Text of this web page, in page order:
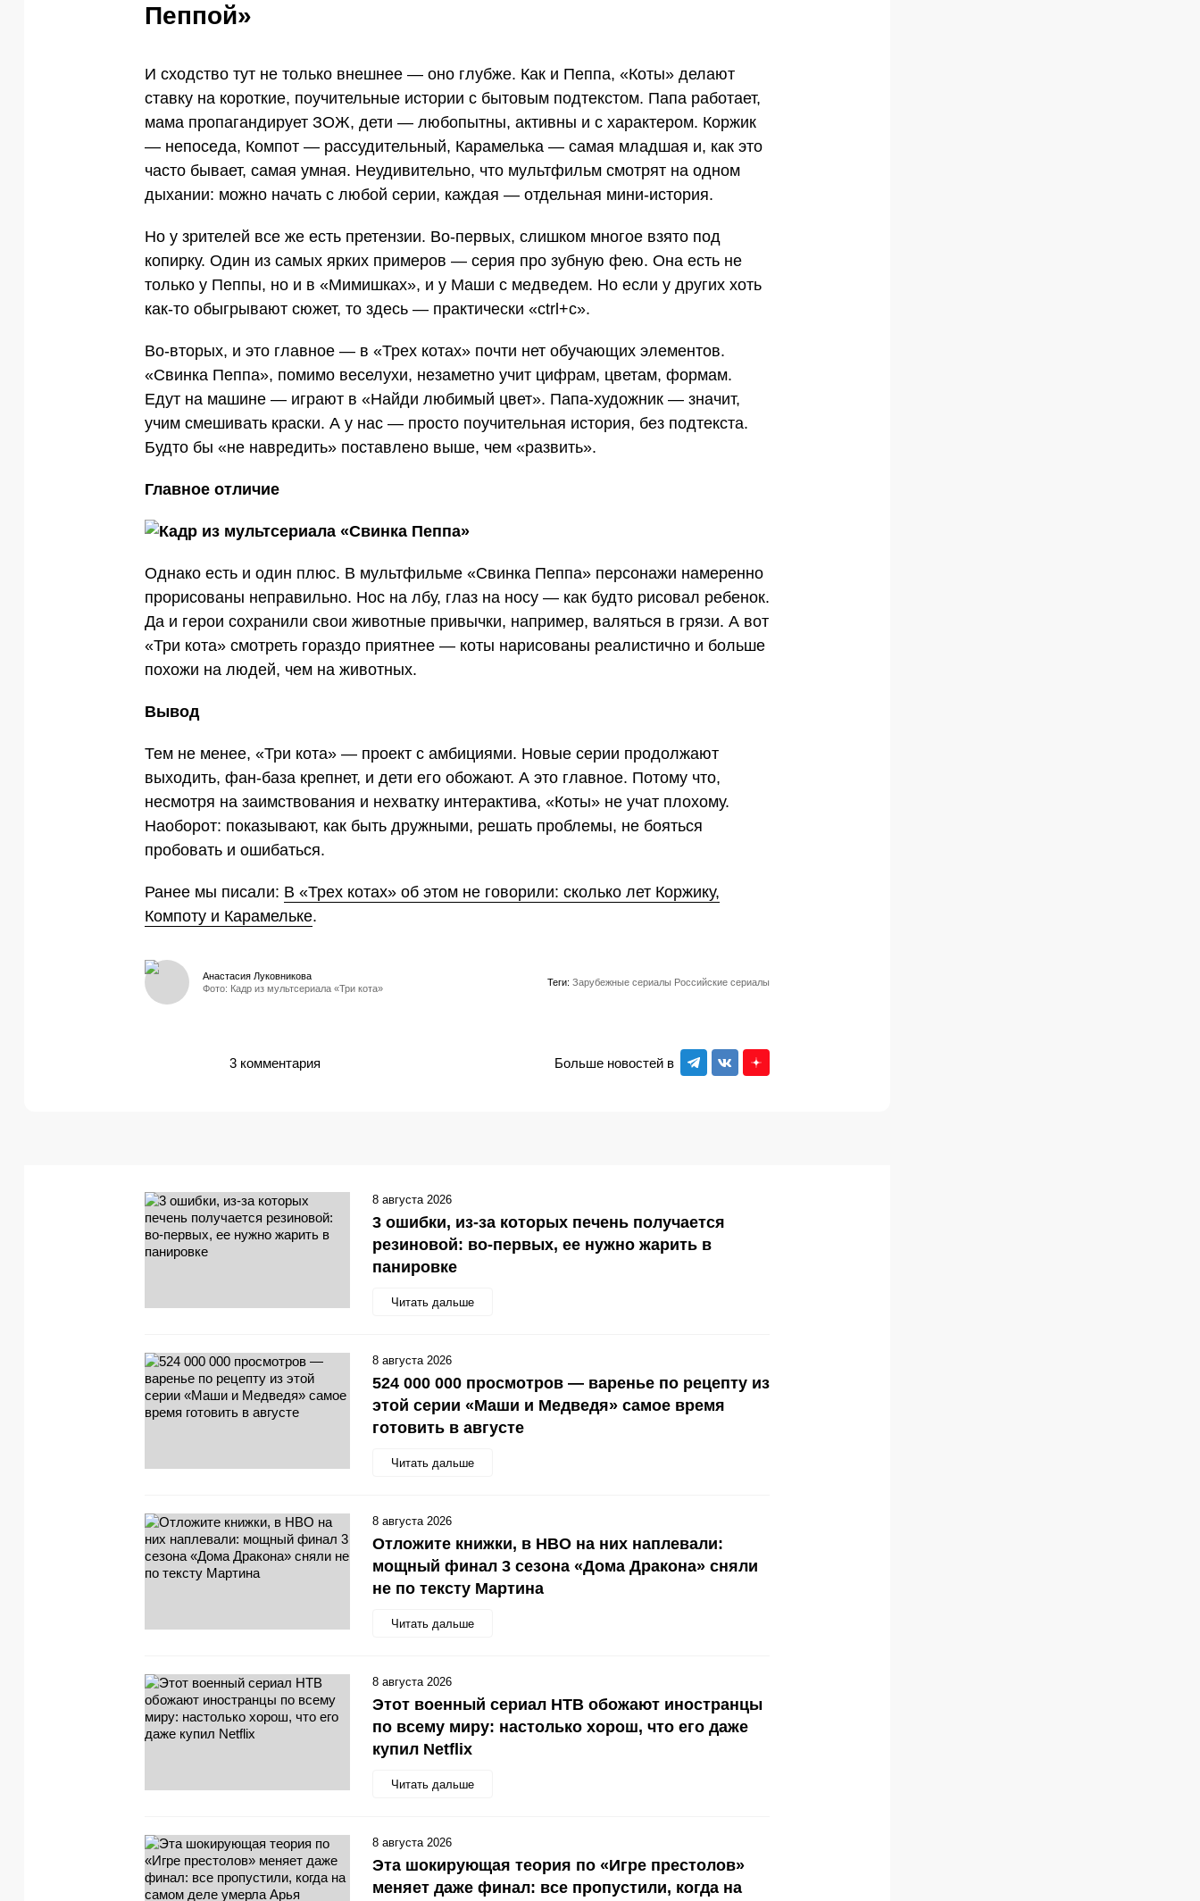
Пеппой»
И сходство тут не только внешнее — оно глубже. Как и Пеппа, «Коты» делают
ставку на короткие, поучительные истории с бытовым подтекстом. Папа работает,
мама пропагандирует ЗОЖ, дети — любопытны, активны и с характером. Коржик
— непоседа, Компот — рассудительный, Карамелька — самая младшая и, как это
часто бывает, самая умная. Неудивительно, что мультфильм смотрят на одном
дыхании: можно начать с любой серии, каждая — отдельная мини-история.
Но у зрителей все же есть претензии. Во-первых, слишком многое взято под
копирку. Один из самых ярких примеров — серия про зубную фею. Она есть не
только у Пеппы, но и в «Мимишках», и у Маши с медведем. Но если у других хоть
как-то обыгрывают сюжет, то здесь — практически «ctrl+c».
Во-вторых, и это главное — в «Трех котах» почти нет обучающих элементов.
«Свинка Пеппа», помимо веселухи, незаметно учит цифрам, цветам, формам.
Едут на машине — играют в «Найди любимый цвет». Папа-художник — значит,
учим смешивать краски. А у нас — просто поучительная история, без подтекста.
Будто бы «не навредить» поставлено выше, чем «развить».
Главное отличие
Однако есть и один плюс. В мультфильме «Свинка Пеппа» персонажи намеренно
прорисованы неправильно. Нос на лбу, глаз на носу — как будто рисовал ребенок.
Да и герои сохранили свои животные привычки, например, валяться в грязи. А вот
«Три кота» смотреть гораздо приятнее — коты нарисованы реалистично и больше
похожи на людей, чем на животных.
Вывод
Тем не менее, «Три кота» — проект с амбициями. Новые серии продолжают
выходить, фан-база крепнет, и дети его обожают. А это главное. Потому что,
несмотря на заимствования и нехватку интерактива, «Коты» не учат плохому.
Наоборот: показывают, как быть дружными, решать проблемы, не бояться
пробовать и ошибаться.
Ранее мы писали: В «Трех котах» об этом не говорили: сколько лет Коржику,
Компоту и Карамельке.
Фото: Кадр из мультсериала «Три кота»
Анастасия Луковникова
Теги: Зарубежные сериалы Российские сериалы
Больше новостей в
3 комментария
3 ошибки, из-за которых печень получается
резиновой: во-первых, ее нужно жарить в
панировке
Читать дальше
8 августа 2026
524 000 000 просмотров — варенье по рецепту из
этой серии «Маши и Медведя» самое время
готовить в августе
Читать дальше
8 августа 2026
Отложите книжки, в HBO на них наплевали:
мощный финал 3 сезона «Дома Дракона» сняли
не по тексту Мартина
Читать дальше
8 августа 2026
Этот военный сериал НТВ обожают иностранцы
по всему миру: настолько хорош, что его даже
купил Netflix
Читать дальше
8 августа 2026
Эта шокирующая теория по «Игре престолов»
меняет даже финал: все пропустили, когда на
8 августа 2026